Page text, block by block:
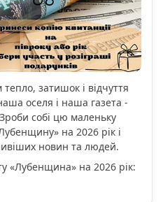
затишок і відчуття
оселя і наша газета -
собі цю маленьку
на 2026 рік і
новин та людей.
«Лубенщина» на 2026 рік: